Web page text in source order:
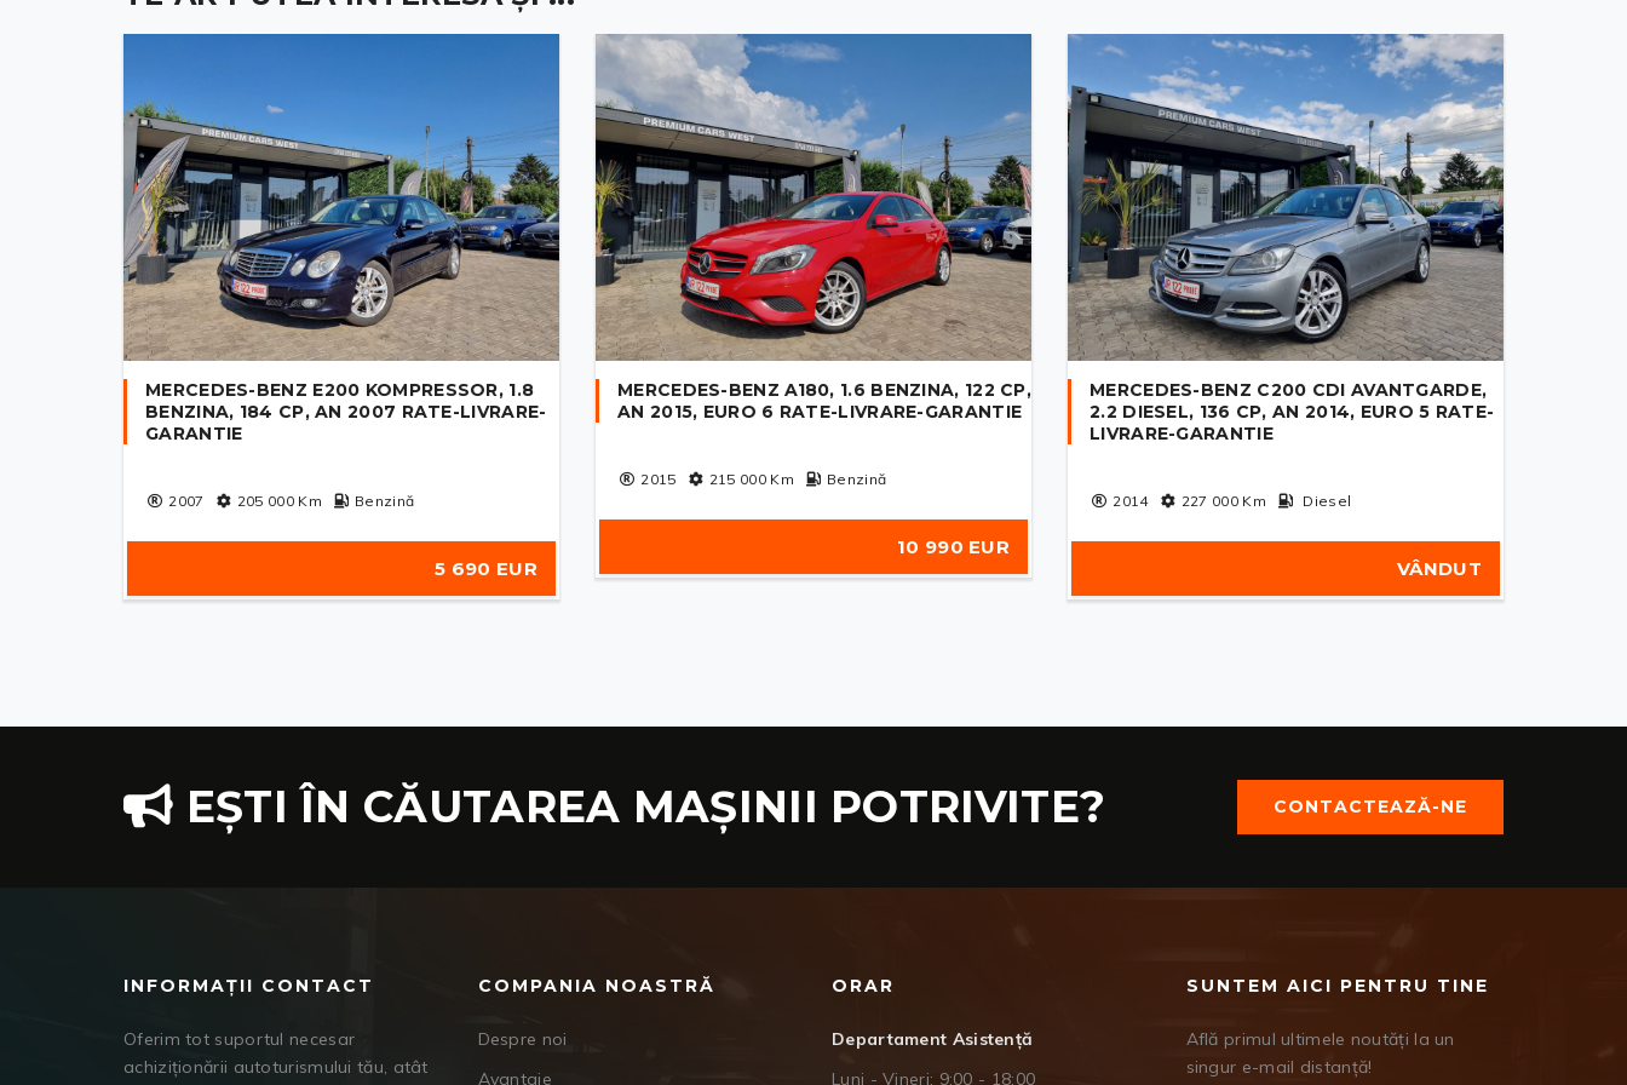
MERCEDES-BENZ E200 KOMPRESSOR, 1.8
BENZINA, 184 CP, AN 2007 RATE-LIVRARE-
GARANTIE
2007 205 000Km Benzină
5 690 EUR
MERCEDES-BENZ A180, 1.6 BENZINA, 122 CP,
AN 2015, EURO 6 RATE-LIVRARE-GARANTIE
2015 215 000Km Benzină
10 990 EUR
MERCEDES-BENZ C200 CDI AVANTGARDE,
2.2 DIESEL, 136 CP, AN 2014, EURO 5 RATE-
LIVRARE-GARANTIE
2014 227 000Km Diesel
VÂNDUT
EȘTI ÎN CĂUTAREA MAȘINII POTRIVITE? CONTACTEAZĂ-NE
INFORMAȚII CONTACT
Oferim tot suportul necesar
achiziționării autoturismului tău, atât
COMPANIA NOASTRĂ
Despre noi
Avantaje
ORAR
Departament Asistență
Luni - Vineri: 9:00 - 18:00
SUNTEM AICI PENTRU TINE
Află primul ultimele noutăți la un
singur e-mail distanță!